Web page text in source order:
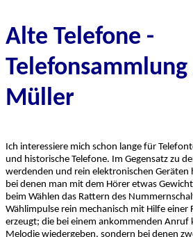
Alte Telefone -
Telefonsammlung
Müller
Ich interessiere mich schon lange für
und historische Telefone. Im Gegensatz zu
werdenden und rein elektronischen Geräten
bei denen man mit dem Hörer etwas
beim Wählen das Rattern des
Wählimpulse rein mechanisch mit Hilfe einer
erzeugt; die bei einem ankommenden Anruf
Melodie wiedergeben, sondern bei denen